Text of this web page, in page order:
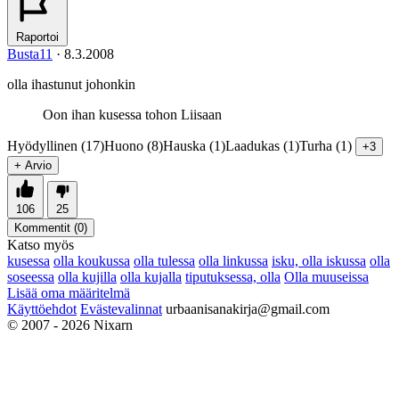
Raportoi
Busta11 · 8.3.2008
olla ihastunut johonkin
Oon ihan kusessa tohon Liisaan
Hyödyllinen (17)Huono (8)Hauska (1)Laadukas (1)Turha (1)
+3
+ Arvio
106
25
Kommentit (0)
Katso myös
kusessa olla koukussa olla tulessa olla linkussa isku, olla iskussa olla
soseessa olla kujilla olla kujalla tiputuksessa, olla Olla muuseissa
Lisää oma määritelmä
Käyttöehdot Evästevalinnat urbaanisanakirja@gmail.com
© 2007 - 2026 Nixarn